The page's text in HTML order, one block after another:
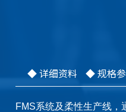
◆ 详细资料 ◆ 规格
FMS系统及柔性生产线，